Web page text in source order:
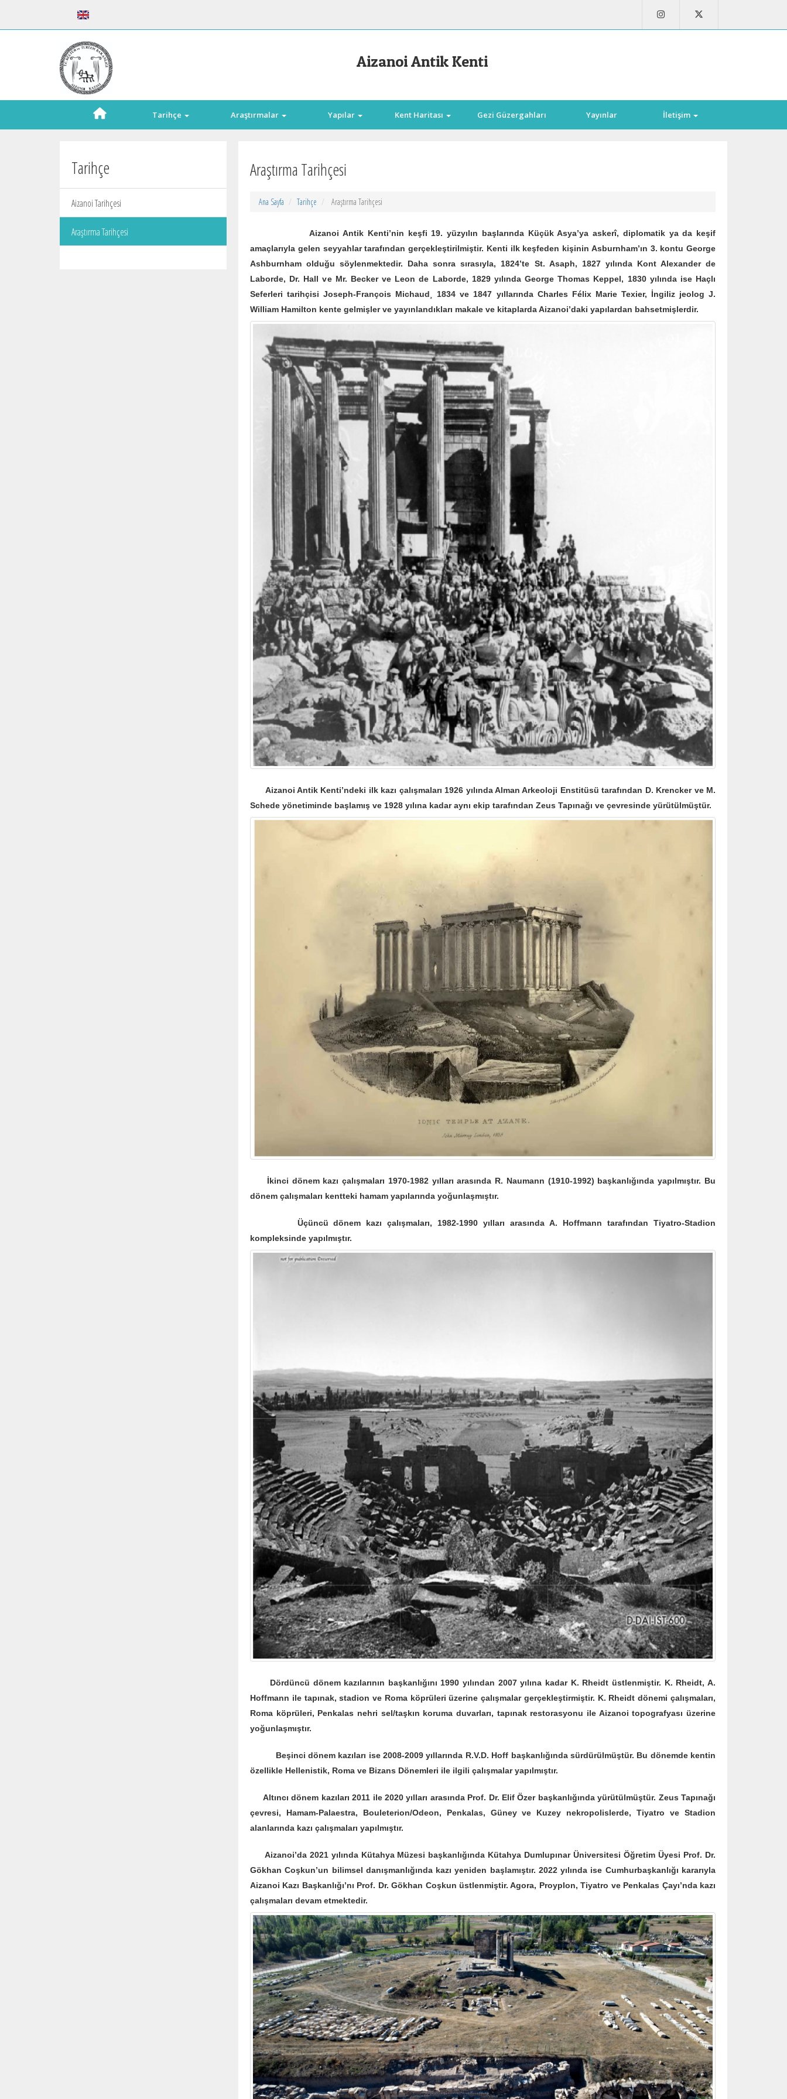
Aizanoi Antik Kenti
Tarihçe Araştırmalar Yapılar Kent Haritası Gezi Güzergahları Yayınlar İletişim
Tarihçe
Aizanoi Tarihçesi
Araştırma Tarihçesi
Araştırma Tarihçesi
Ana Sayfa Tarihçe Araştırma Tarihçesi
Aizanoi Antik Kenti’nin keşfi 19. yüzyılın başlarında Küçük Asya’ya askerî, diplomatik ya da keşif
amaçlarıyla gelen seyyahlar tarafından gerçekleştirilmiştir. Kenti ilk keşfeden kişinin Asburnham’ın 3. kontu George
Ashburnham olduğu söylenmektedir. Daha sonra sırasıyla, 1824’te St. Asaph, 1827 yılında Kont Alexander de
Laborde, Dr. Hall ve Mr. Becker ve Leon de Laborde, 1829 yılında George Thomas Keppel, 1830 yılında ise Haçlı
Seferleri tarihçisi Joseph-François Michaud¸ 1834 ve 1847 yıllarında Charles Félix Marie Texier, İngiliz jeolog J.
William Hamilton kente gelmişler ve yayınlandıkları makale ve kitaplarda Aizanoi’daki yapılardan bahsetmişlerdir.
Aizanoi Antik Kenti’ndeki ilk kazı çalışmaları 1926 yılında Alman Arkeoloji Enstitüsü tarafından D. Krencker ve M.
Schede yönetiminde başlamış ve 1928 yılına kadar aynı ekip tarafından Zeus Tapınağı ve çevresinde yürütülmüştür.
İkinci dönem kazı çalışmaları 1970-1982 yılları arasında R. Naumann (1910-1992) başkanlığında yapılmıştır. Bu
dönem çalışmaları kentteki hamam yapılarında yoğunlaşmıştır.
Üçüncü dönem kazı çalışmaları, 1982-1990 yılları arasında A. Hoffmann tarafından Tiyatro-Stadion
kompleksinde yapılmıştır.
Dördüncü dönem kazılarının başkanlığını 1990 yılından 2007 yılına kadar K. Rheidt üstlenmiştir. K. Rheidt, A.
Hoffmann ile tapınak, stadion ve Roma köprüleri üzerine çalışmalar gerçekleştirmiştir. K. Rheidt dönemi çalışmaları,
Roma köprüleri, Penkalas nehri sel/taşkın koruma duvarları, tapınak restorasyonu ile Aizanoi topografyası üzerine
yoğunlaşmıştır.
Beşinci dönem kazıları ise 2008-2009 yıllarında R.V.D. Hoff başkanlığında sürdürülmüştür. Bu dönemde kentin
özellikle Hellenistik, Roma ve Bizans Dönemleri ile ilgili çalışmalar yapılmıştır.
Altıncı dönem kazıları 2011 ile 2020 yılları arasında Prof. Dr. Elif Özer başkanlığında yürütülmüştür. Zeus Tapınağı
çevresi, Hamam-Palaestra, Bouleterion/Odeon, Penkalas, Güney ve Kuzey nekropolislerde, Tiyatro ve Stadion
alanlarında kazı çalışmaları yapılmıştır.
Aizanoi’da 2021 yılında Kütahya Müzesi başkanlığında Kütahya Dumlupınar Üniversitesi Öğretim Üyesi Prof. Dr.
Gökhan Coşkun’un bilimsel danışmanlığında kazı yeniden başlamıştır. 2022 yılında ise Cumhurbaşkanlığı kararıyla
Aizanoi Kazı Başkanlığı’nı Prof. Dr. Gökhan Coşkun üstlenmiştir. Agora, Proyplon, Tiyatro ve Penkalas Çayı’nda kazı
çalışmaları devam etmektedir.